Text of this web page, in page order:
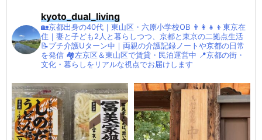
kyoto_dual_living
🏡京都出身の40代｜東山区・六原小学校OB 👨‍👩‍👧‍👦東京在
住｜妻と子ども2人と暮らしつつ、京都と東京の二拠点生活
📝プチ介護Uターン中｜両親の介護記録ノートや京都の日常
を発信 🏘左京区＆東山区で賃貸・民泊運営中 📍京都の街・
文化・暮らしをリアルな視点でお届けします